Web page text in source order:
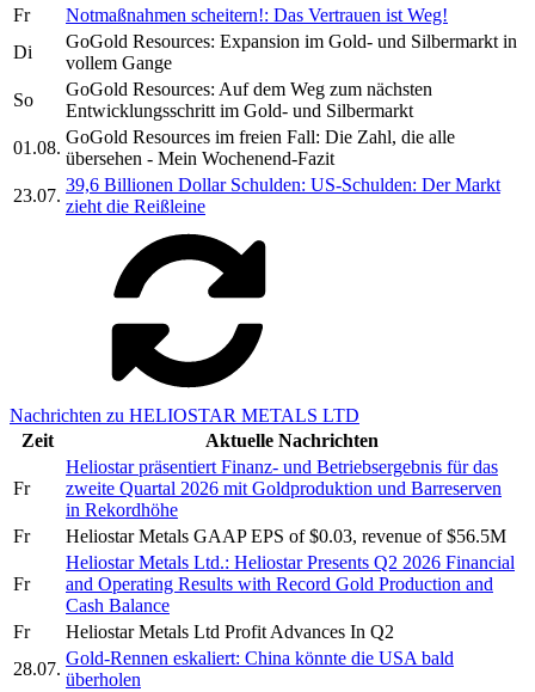
Fr
Notmaßnahmen scheitern!: Das Vertrauen ist Weg!
Di
GoGold Resources: Expansion im Gold- und Silbermarkt in
vollem Gange
So
GoGold Resources: Auf dem Weg zum nächsten
Entwicklungsschritt im Gold- und Silbermarkt
01.08.
GoGold Resources im freien Fall: Die Zahl, die alle
übersehen - Mein Wochenend-Fazit
23.07.
39,6 Billionen Dollar Schulden: US-Schulden: Der Markt
zieht die Reißleine
Nachrichten zu HELIOSTAR METALS LTD
Zeit
Aktuelle Nachrichten
Fr
Heliostar präsentiert Finanz- und Betriebsergebnis für das
zweite Quartal 2026 mit Goldproduktion und Barreserven
in Rekordhöhe
Fr
Heliostar Metals GAAP EPS of $0.03, revenue of $56.5M
Fr
Heliostar Metals Ltd.: Heliostar Presents Q2 2026 Financial
and Operating Results with Record Gold Production and
Cash Balance
Fr
Heliostar Metals Ltd Profit Advances In Q2
28.07.
Gold-Rennen eskaliert: China könnte die USA bald
überholen